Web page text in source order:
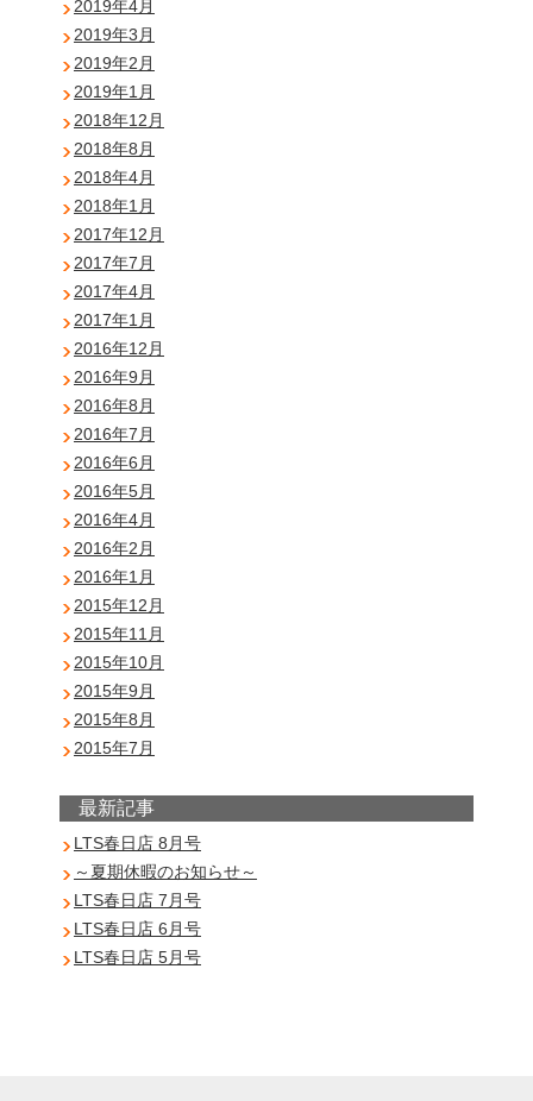
2019年4月
2019年3月
2019年2月
2019年1月
2018年12月
2018年8月
2018年4月
2018年1月
2017年12月
2017年7月
2017年4月
2017年1月
2016年12月
2016年9月
2016年8月
2016年7月
2016年6月
2016年5月
2016年4月
2016年2月
2016年1月
2015年12月
2015年11月
2015年10月
2015年9月
2015年8月
2015年7月
最新記事
LTS春日店 8月号
～夏期休暇のお知らせ～
LTS春日店 7月号
LTS春日店 6月号
LTS春日店 5月号